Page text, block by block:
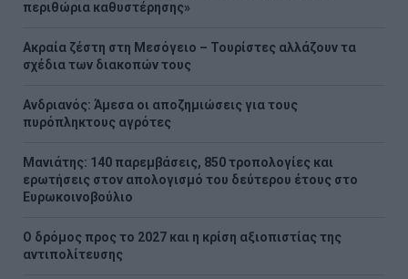
περιθώρια καθυστέρησης»
Ακραία ζέστη στη Μεσόγειο – Τουρίστες αλλάζουν τα
σχέδια των διακοπών τους
Ανδριανός: Άμεσα οι αποζημιώσεις για τους
πυρόπληκτους αγρότες
Μανιάτης: 140 παρεμβάσεις, 850 τροπολογίες και
ερωτήσεις στον απολογισμό του δεύτερου έτους στο
Ευρωκοινοβούλιο
Ο δρόμος προς το 2027 και η κρίση αξιοπιστίας της
αντιπολίτευσης